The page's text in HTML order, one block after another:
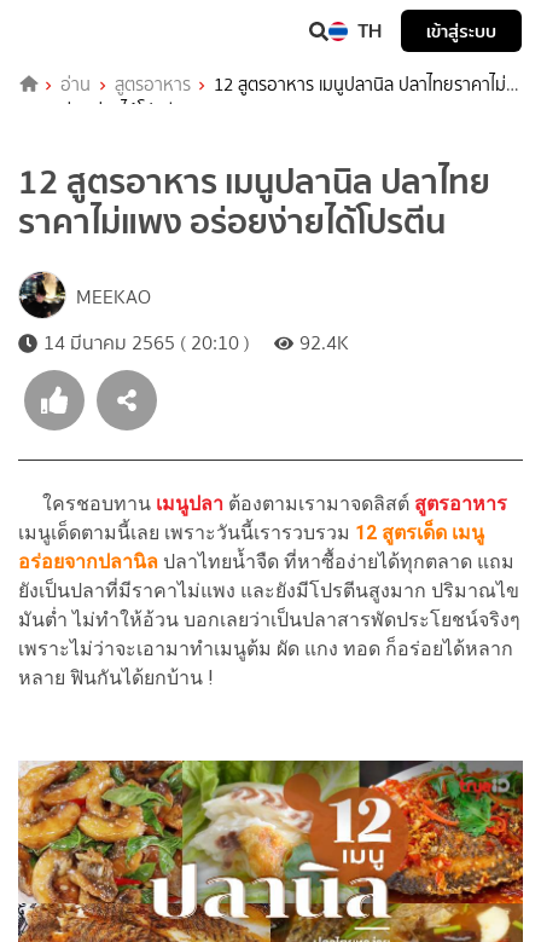
TH เข้าสู่ระบบ
อ่าน สูตรอาหาร
12 สูตรอาหาร เมนูปลานิล ปลาไทยราคาไม่
แพง อร่อยง่ายได้โปรตีน
12 สูตรอาหาร เมนูปลานิล ปลาไทย
ราคาไม่แพง อร่อยง่ายได้โปรตีน
MEEKAO
14 มีนาคม 2565 ( 20:10 )
92.4K
ใครชอบทาน เมนูปลา ต้องตามเรามาจดลิสต์ สูตรอาหาร
เมนูเด็ดตามนี้เลย เพราะวันนี้เรารวบรวม 12 สูตรเด็ด เมนู
อร่อยจากปลานิล ปลาไทยน้ำจืด ที่หาซื้อง่ายได้ทุกตลาด แถม
ยังเป็นปลาที่มีราคาไม่แพง และยังมีโปรตีนสูงมาก ปริมาณไข
มันต่ำ ไม่ทำให้อ้วน บอกเลยว่าเป็นปลาสารพัดประโยชน์จริงๆ
เพราะไม่ว่าจะเอามาทำเมนูต้ม ผัด แกง ทอด ก็อร่อยได้หลาก
หลาย ฟินกันได้ยกบ้าน !